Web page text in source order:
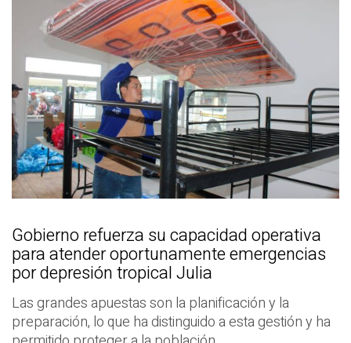
Gobierno refuerza su capacidad operativa
para atender oportunamente emergencias
por depresión tropical Julia
Las grandes apuestas son la planificación y la
preparación, lo que ha distinguido a esta gestión y ha